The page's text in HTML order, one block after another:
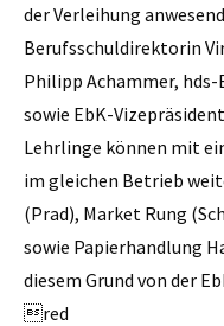
der Verleihung
Berufsschuldirektorin
Philipp ­Achammer,
sowie EbK-
Lehrlinge können mit
im gleichen Betrieb
(Prad),­ ­Market Rung
sowie Papierhandlung
diesem Grund von der
red